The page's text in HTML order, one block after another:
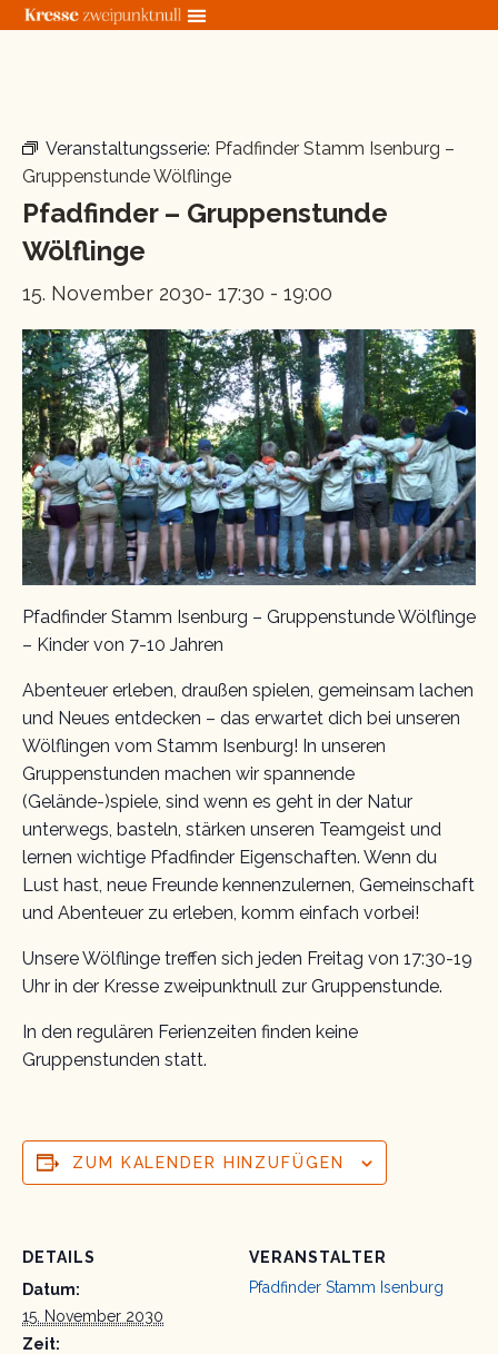
Zum
Veranstaltungsserie: Pfadfinder Stamm Isenburg –
Gruppenstunde Wölflinge
Pfadfinder – Gruppenstunde
Wölflinge
15. November 2030- 17:30 - 19:00
Pfadfinder Stamm Isenburg – Gruppenstunde Wölflinge
– Kinder von 7-10 Jahren
Abenteuer erleben, draußen spielen, gemeinsam lachen
und Neues entdecken – das erwartet dich bei unseren
Wölflingen vom Stamm Isenburg! In unseren
Gruppenstunden machen wir spannende
(Gelände-)spiele, sind wenn es geht in der Natur
unterwegs, basteln, stärken unseren Teamgeist und
lernen wichtige Pfadfinder Eigenschaften. Wenn du
Lust hast, neue Freunde kennenzulernen, Gemeinschaft
und Abenteuer zu erleben, komm einfach vorbei!
Unsere Wölflinge treffen sich jeden Freitag von 17:30-19
Uhr in der Kresse zweipunktnull zur Gruppenstunde.
In den regulären Ferienzeiten finden keine
Gruppenstunden statt.
ZUM KALENDER HINZUFÜGEN
DETAILS
Datum:
15. November 2030
Zeit:
VERANSTALTER
Pfadfinder Stamm Isenburg